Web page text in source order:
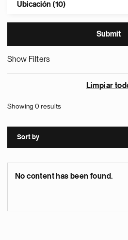
Ubicación (10)
Show Filters
Limpiar
Showing 0 results
Sort by
No content has been found.